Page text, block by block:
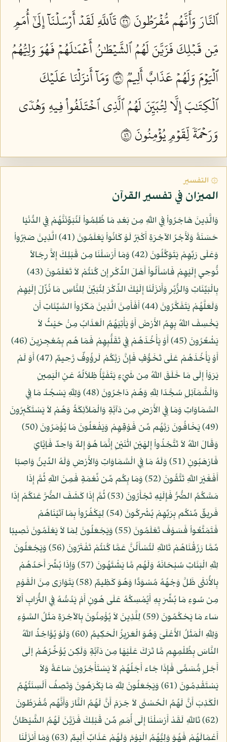
ٱلنَّارَ وَأَنَّهُم مُّفۡرَطُونَ ٦٢
تَٱللَّهِ لَقَدۡ أَرۡسَلۡنَآ إِلَىٰٓ أُمَمٖ
مِّن قَبۡلِكَ فَزَيَّنَ لَهُمُ ٱلشَّيۡطَٰنُ أَعۡمَٰلَهُمۡ فَهُوَ وَلِيُّهُمُ
ٱلۡيَوۡمَ وَلَهُمۡ عَذَابٌ أَلِيمٞ ٦٣
وَمَآ أَنزَلۡنَا عَلَيۡكَ
ٱلۡكِتَٰبَ إِلَّا لِتُبَيِّنَ لَهُمُ ٱلَّذِي ٱخۡتَلَفُواْ فِيهِ وَهُدٗى
وَرَحۡمَةٗ لِّقَوۡمٖ يُؤۡمِنُونَ ٦٤
۞ التفسير
الميزان في تفسير القرآن
وَالَّذِينَ هَاجَرُواْ فِي اللّهِ مِن بَعْدِ مَا ظُلِمُواْ لَنُبَوِّئَنَّهُمْ فِي الدُّنْيَا
حَسَنَةً وَلَأَجْرُ الآخِرَةِ أَكْبَرُ لَوْ كَانُواْ يَعْلَمُونَ (41) الَّذِينَ صَبَرُواْ
وَعَلَى رَبِّهِمْ يَتَوَكَّلُونَ (42) وَمَا أَرْسَلْنَا مِن قَبْلِكَ إِلاَّ رِجَالاً
نُّوحِي إِلَيْهِمْ فَاسْأَلُواْ أَهْلَ الذِّكْرِ إِن كُنتُمْ لاَ تَعْلَمُونَ (43)
بِالْبَيِّنَاتِ وَالزُّبُرِ وَأَنزَلْنَا إِلَيْكَ الذِّكْرَ لِتُبَيِّنَ لِلنَّاسِ مَا نُزِّلَ إِلَيْهِمْ
وَلَعَلَّهُمْ يَتَفَكَّرُونَ (44) أَفَأَمِنَ الَّذِينَ مَكَرُواْ السَّيِّئَاتِ أَن
يَخْسِفَ اللّهُ بِهِمُ الأَرْضَ أَوْ يَأْتِيَهُمُ الْعَذَابُ مِنْ حَيْثُ لاَ
يَشْعُرُونَ (45) أَوْ يَأْخُذَهُمْ فِي تَقَلُّبِهِمْ فَمَا هُم بِمُعْجِزِينَ (46)
أَوْ يَأْخُذَهُمْ عَلَى تَخَوُّفٍ فَإِنَّ رَبَّكُمْ لَرؤُوفٌ رَّحِيمٌ (47) أَوَ لَمْ
يَرَوْاْ إِلَى مَا خَلَقَ اللّهُ مِن شَيْءٍ يَتَفَيَّأُ ظِلاَلُهُ عَنِ الْيَمِينِ
وَالْشَّمَآئِلِ سُجَّدًا لِلّهِ وَهُمْ دَاخِرُونَ (48) وَلِلّهِ يَسْجُدُ مَا فِي
السَّمَاوَاتِ وَمَا فِي الأَرْضِ مِن دَآبَّةٍ وَالْمَلآئِكَةُ وَهُمْ لاَ يَسْتَكْبِرُونَ
(49) يَخَافُونَ رَبَّهُم مِّن فَوْقِهِمْ وَيَفْعَلُونَ مَا يُؤْمَرُونَ (50)
وَقَالَ اللّهُ لاَ تَتَّخِذُواْ إِلهَيْنِ اثْنَيْنِ إِنَّمَا هُوَ إِلهٌ وَاحِدٌ فَإيَّايَ
فَارْهَبُونِ (51) وَلَهُ مَا فِي الْسَّمَاوَاتِ وَالأَرْضِ وَلَهُ الدِّينُ وَاصِبًا
أَفَغَيْرَ اللّهِ تَتَّقُونَ (52) وَمَا بِكُم مِّن نِّعْمَةٍ فَمِنَ اللّهِ ثُمَّ إِذَا
مَسَّكُمُ الضُّرُّ فَإِلَيْهِ تَجْأَرُونَ (53) ثُمَّ إِذَا كَشَفَ الضُّرَّ عَنكُمْ إِذَا
فَرِيقٌ مِّنكُم بِرَبِّهِمْ يُشْرِكُونَ (54) لِيَكْفُرُواْ بِمَا آتَيْنَاهُمْ
فَتَمَتَّعُواْ فَسَوْفَ تَعْلَمُونَ (55) وَيَجْعَلُونَ لِمَا لاَ يَعْلَمُونَ نَصِيبًا
مِّمَّا رَزَقْنَاهُمْ تَاللّهِ لَتُسْأَلُنَّ عَمَّا كُنتُمْ تَفْتَرُونَ (56) وَيَجْعَلُونَ
لِلّهِ الْبَنَاتِ سُبْحَانَهُ وَلَهُم مَّا يَشْتَهُونَ (57) وَإِذَا بُشِّرَ أَحَدُهُمْ
بِالأُنثَى ظَلَّ وَجْهُهُ مُسْوَدًّا وَهُوَ كَظِيمٌ (58) يَتَوَارَى مِنَ الْقَوْمِ
مِن سُوءِ مَا بُشِّرَ بِهِ أَيُمْسِكُهُ عَلَى هُونٍ أَمْ يَدُسُّهُ فِي التُّرَابِ أَلاَ
سَاء مَا يَحْكُمُونَ (59) لِلَّذِينَ لاَ يُؤْمِنُونَ بِالآخِرَةِ مَثَلُ السَّوْءِ
وَلِلّهِ الْمَثَلُ الأَعْلَىَ وَهُوَ الْعَزِيزُ الْحَكِيمُ (60) وَلَوْ يُؤَاخِذُ اللّهُ
النَّاسَ بِظُلْمِهِم مَّا تَرَكَ عَلَيْهَا مِن دَآبَّةٍ وَلَكِن يُؤَخِّرُهُمْ إلَى
أَجَلٍ مُّسَمًّى فَإِذَا جَاء أَجَلُهُمْ لاَ يَسْتَأْخِرُونَ سَاعَةً وَلاَ
يَسْتَقْدِمُونَ (61) وَيَجْعَلُونَ لِلّهِ مَا يَكْرَهُونَ وَتَصِفُ أَلْسِنَتُهُمُ
الْكَذِبَ أَنَّ لَهُمُ الْحُسْنَى لاَ جَرَمَ أَنَّ لَهُمُ الْنَّارَ وَأَنَّهُم مُّفْرَطُونَ
(62) تَاللّهِ لَقَدْ أَرْسَلْنَا إِلَى أُمَمٍ مِّن قَبْلِكَ فَزَيَّنَ لَهُمُ الشَّيْطَانُ
أَعْمَالَهُمْ فَهُوَ وَلِيُّهُمُ الْيَوْمَ وَلَهُمْ عَذَابٌ أَلِيمٌ (63) وَمَا أَنزَلْنَا